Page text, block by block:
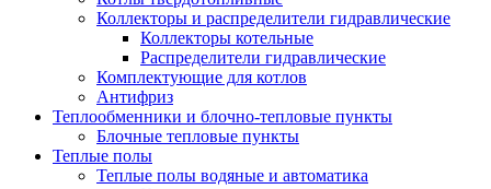
Коллекторы и распределители гидравлические
Коллекторы котельные
Распределители гидравлические
Комплектующие для котлов
Антифриз
Теплообменники и блочно-тепловые пункты
Блочные тепловые пункты
Теплые полы
Теплые полы водяные и автоматика